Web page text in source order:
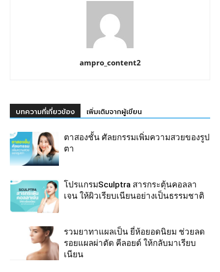
ampro_content2
บทความที่เกี่ยวข้อง เพิ่มเติมจากผู้เขียน
ตาสองชั้น ศัลยกรรมเพิ่มความสวยของรูป
ตา
โปรแกรมSculptra สารกระตุ้นคอลลา
เจน ให้ผิวเรียบเนียนอย่างเป็นธรรมชาติ
รวมยาทาแผลเป็น ยี่ห้อยอดนิยม ช่วยลด
รอยแผลผ่าตัด คีลอยด์ ให้กลับมาเรียบ
เนียน